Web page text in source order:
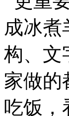
成冰煮
构、文
家做的
吃饭，